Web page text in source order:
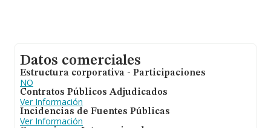
Datos comerciales
Estructura corporativa - Participaciones
NO
Contratos Públicos Adjudicados
Ver Información
Incidencias de Fuentes Públicas
Ver Información